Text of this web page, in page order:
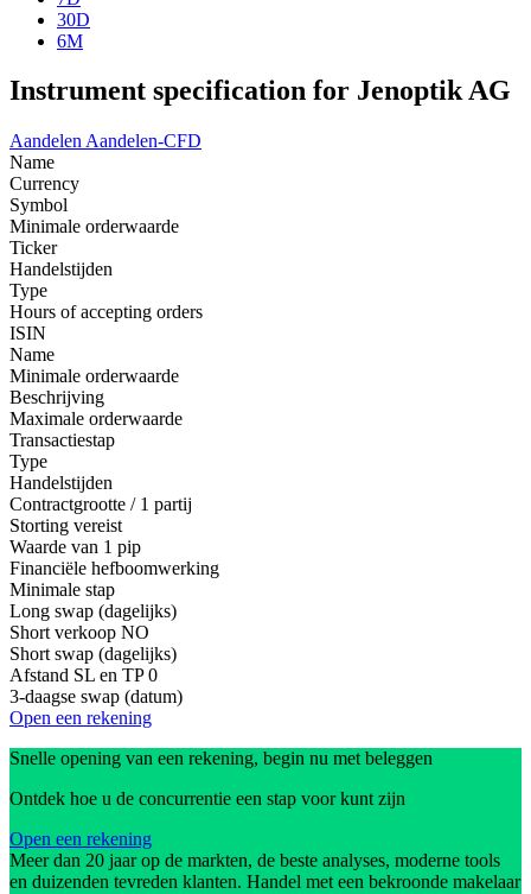
30D
6M
Instrument specification for Jenoptik AG
Aandelen Aandelen-CFD
Name
Currency
Symbol
Minimale orderwaarde
Ticker
Handelstijden
Type
Hours of accepting orders
ISIN
Name
Minimale orderwaarde
Beschrijving
Maximale orderwaarde
Transactiestap
Type
Handelstijden
Contractgrootte / 1 partij
Storting vereist
Waarde van 1 pip
Financiële hefboomwerking
Minimale stap
Long swap (dagelijks)
Short verkoop NO
Short swap (dagelijks)
Afstand SL en TP 0
3-daagse swap (datum)
Open een rekening
Snelle opening van een rekening, begin nu met beleggen
Ontdek hoe u de concurrentie een stap voor kunt zijn
Open een rekening
Meer dan 20 jaar op de markten, de beste analyses, moderne tools
en duizenden tevreden klanten. Handel met een bekroonde makelaar